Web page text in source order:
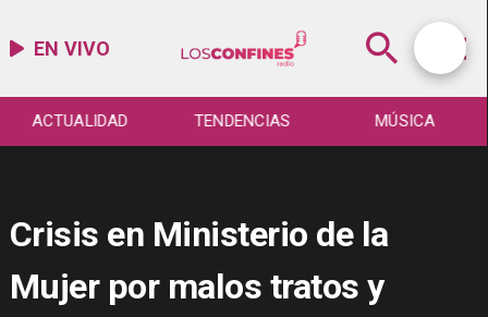
EN VIVO
ACTUALIDAD TENDENCIAS MÚSICA
Crisis en Ministerio de la
Mujer por malos tratos y